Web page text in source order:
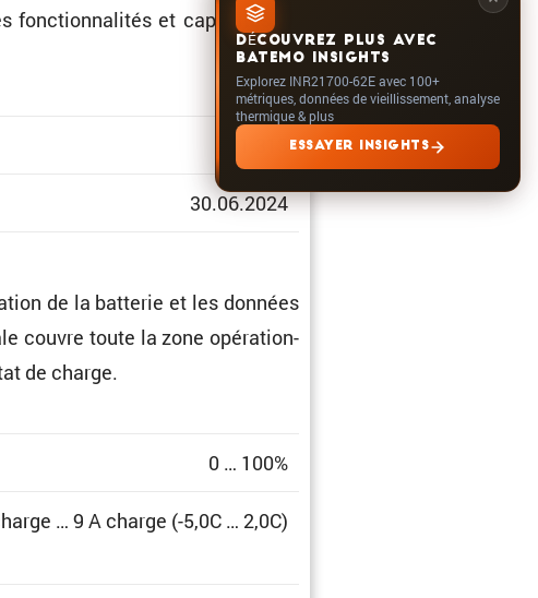
DÉCOUVREZ PLUS AVEC
BATEMO INSIGHTS
Explorez INR21700-62E avec 100+
métriques, données de vieillissement, analyse
thermique & plus
ESSAYER INSIGHTS
fonction­na­lités et capacités du
30.06.2024
de la batterie et les données
couvre toute la zone opéra­tion­
de charge.
0 … 100%
… 9 A charge (-5,0C … 2,0C)